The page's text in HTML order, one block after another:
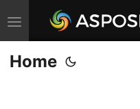
ナ
ビ
ゲ
Home